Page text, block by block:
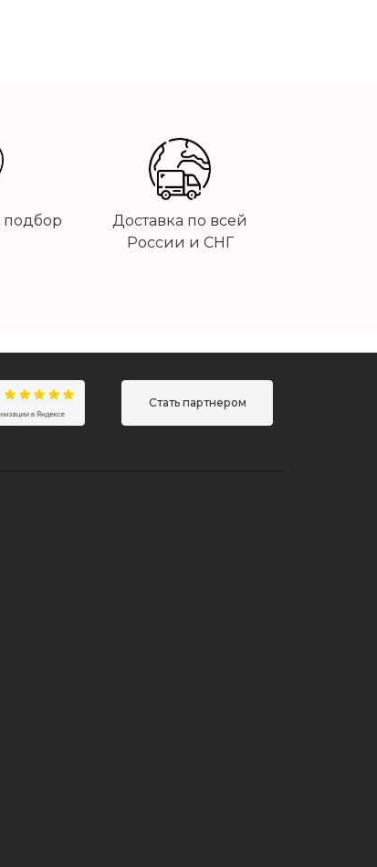
Доставка по всей
России и СНГ
Стать партнером